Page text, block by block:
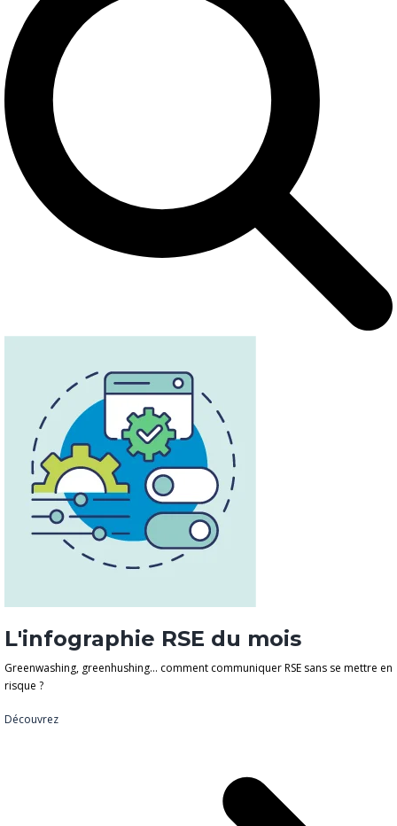
L'infographie RSE du mois
Greenwashing, greenhushing… comment communiquer RSE sans se mettre en
risque ?
Découvrez